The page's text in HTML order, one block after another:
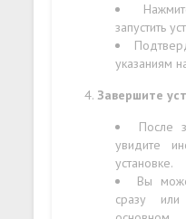
запустить
указаниям
Завершите
После
увидите
установке.
Вы
сразу